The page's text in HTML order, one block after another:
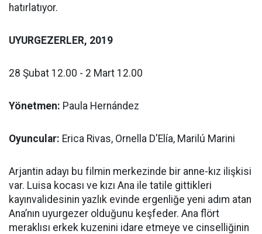
hatırlatıyor.
UYURGEZERLER, 2019
28 Şubat 12.00 - 2 Mart 12.00
Yönetmen: Paula Hernández
Oyuncular: Erica Rivas, Ornella D'Elía, Marilú Marini
Arjantin adayı bu filmin merkezinde bir anne-kız ilişkisi
var. Luisa kocası ve kızı Ana ile tatile gittikleri
kayınvalidesinin yazlık evinde ergenliğe yeni adım atan
Ana’nın uyurgezer olduğunu keşfeder. Ana flört
meraklısı erkek kuzenini idare etmeye ve cinselliğinin